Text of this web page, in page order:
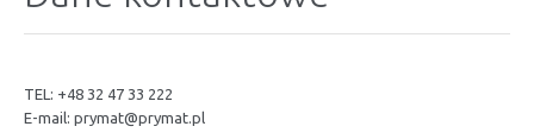
TEL: +48 32 47 33 222
E-mail: prymat@prymat.pl